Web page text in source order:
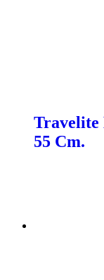
Travelite
55 Cm.